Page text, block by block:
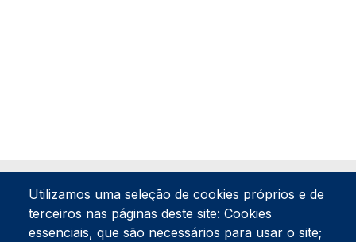
Utilizamos uma seleção de cookies próprios e de
terceiros nas páginas deste site: Cookies
essenciais, que são necessários para usar o site;